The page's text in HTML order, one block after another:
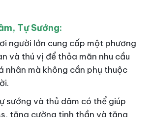
Tự Sướng:
người lớn cung cấp một phương
và thú vị để thỏa mãn nhu cầu
nhân mà không cần phụ thuộc
sướng và thủ dâm có thể giúp
tăng cường tinh thần và tăng